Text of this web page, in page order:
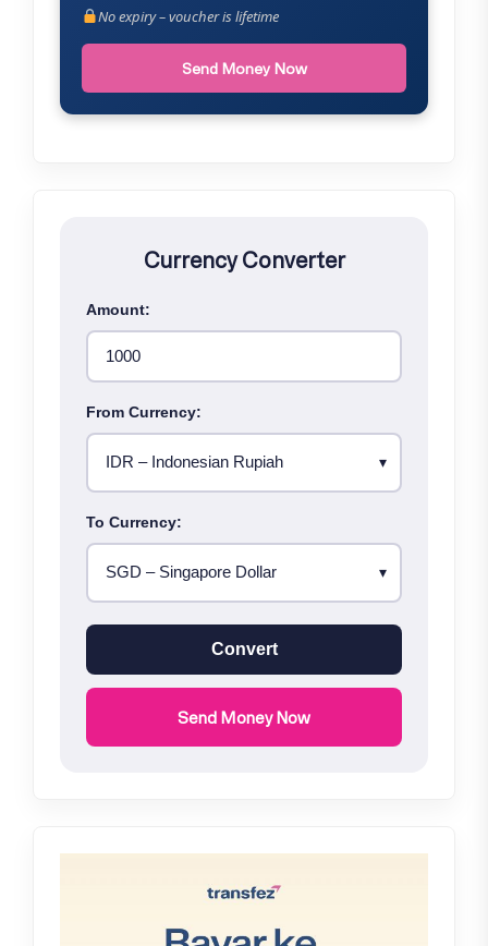
No expiry – voucher is lifetime
Send Money Now
Currency Converter
Amount:
From Currency:
To Currency:
Convert
Send Money Now